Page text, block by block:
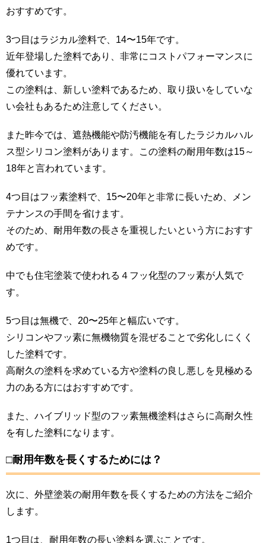
おすすめです。
3つ目はラジカル塗料で、14〜15年です。
近年登場した塗料であり、非常にコストパフォーマンスに
優れています。
この塗料は、新しい塗料であるため、取り扱いをしていな
い会社もあるため注意してください。
また昨今では、遮熱機能や防汚機能を有したラジカルハル
ス型シリコン塗料があります。この塗料の耐用年数は15～
18年と言われています。
4つ目はフッ素塗料で、15〜20年と非常に長いため、メン
テナンスの手間を省けます。
そのため、耐用年数の長さを重視したいという方におすす
めです。
中でも住宅塗装で使われる４フッ化型のフッ素が人気で
す。
5つ目は無機で、20〜25年と幅広いです。
シリコンやフッ素に無機物質を混ぜることで劣化しにくく
した塗料です。
高耐久の塗料を求めている方や塗料の良し悪しを見極める
力のある方にはおすすめです。
また、ハイブリッド型のフッ素無機塗料はさらに高耐久性
を有した塗料になります。
□耐用年数を長くするためには？
次に、外壁塗装の耐用年数を長くするための方法をご紹介
します。
1つ目は、耐用年数の長い塗料を選ぶことです。